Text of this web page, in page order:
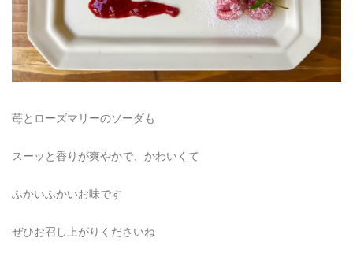
苺とローズマリーのソーダも
スーッと香りが爽やかで、かわいくて
ふかいふかいお味です
ぜひお召し上がりくださいね